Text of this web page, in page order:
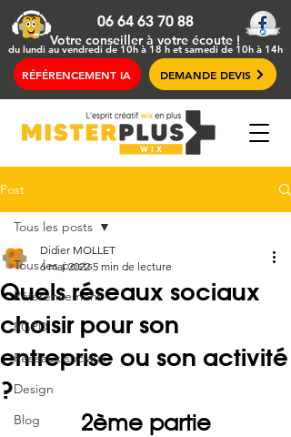
06 64 63 70 88
Votre conseillerà votre écoute !
du lundi au vendredi de 10h à 18 h et samedi de 10h à 14h
RÉFÉRENCEMENT IA DEMANDE DEVIS
Post
Tous les posts
Référencement
RGPD
Réseaux sociaux
Design
Blog
Tous les posts
Quels réseaux sociaux
choisir pour son
entreprise ou son activité
?
Didier MOLLET
6 mai 2022 5 min de lecture
2ème partie